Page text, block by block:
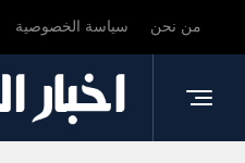
من نحن سياسة الخصوصية